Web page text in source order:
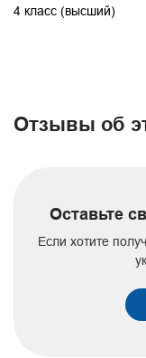
4 класс (высший)
Отзывы об
Оставьте
Если хотите